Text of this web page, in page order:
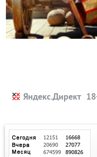
Яндекс.Директ